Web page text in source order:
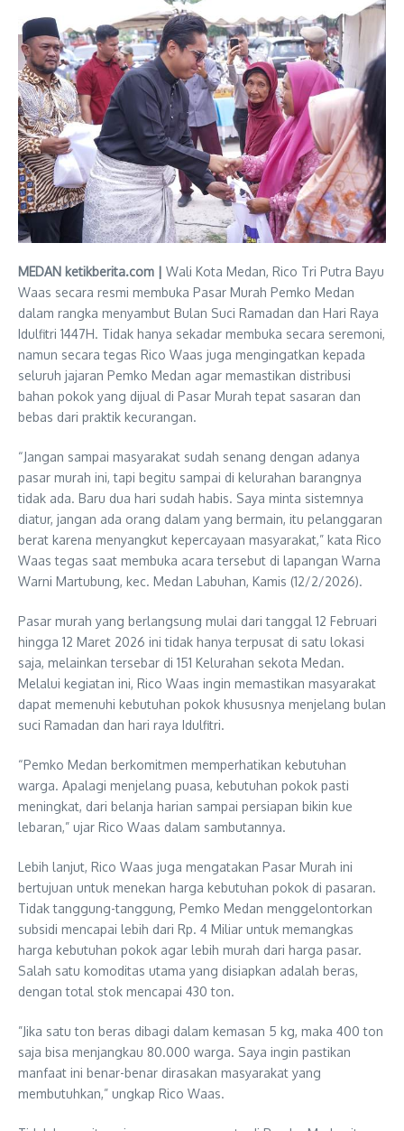
MEDAN ketikberita.com | Wali Kota Medan, Rico Tri Putra Bayu
Waas secara resmi membuka Pasar Murah Pemko Medan
dalam rangka menyambut Bulan Suci Ramadan dan Hari Raya
Idulfitri 1447H. Tidak hanya sekadar membuka secara seremoni,
namun secara tegas Rico Waas juga mengingatkan kepada
seluruh jajaran Pemko Medan agar memastikan distribusi
bahan pokok yang dijual di Pasar Murah tepat sasaran dan
bebas dari praktik kecurangan.
“Jangan sampai masyarakat sudah senang dengan adanya
pasar murah ini, tapi begitu sampai di kelurahan barangnya
tidak ada. Baru dua hari sudah habis. Saya minta sistemnya
diatur, jangan ada orang dalam yang bermain, itu pelanggaran
berat karena menyangkut kepercayaan masyarakat,” kata Rico
Waas tegas saat membuka acara tersebut di lapangan Warna
Warni Martubung, kec. Medan Labuhan, Kamis (12/2/2026).
Pasar murah yang berlangsung mulai dari tanggal 12 Februari
hingga 12 Maret 2026 ini tidak hanya terpusat di satu lokasi
saja, melainkan tersebar di 151 Kelurahan sekota Medan.
Melalui kegiatan ini, Rico Waas ingin memastikan masyarakat
dapat memenuhi kebutuhan pokok khususnya menjelang bulan
suci Ramadan dan hari raya Idulfitri.
“Pemko Medan berkomitmen memperhatikan kebutuhan
warga. Apalagi menjelang puasa, kebutuhan pokok pasti
meningkat, dari belanja harian sampai persiapan bikin kue
lebaran,” ujar Rico Waas dalam sambutannya.
Lebih lanjut, Rico Waas juga mengatakan Pasar Murah ini
bertujuan untuk menekan harga kebutuhan pokok di pasaran.
Tidak tanggung-tanggung, Pemko Medan menggelontorkan
subsidi mencapai lebih dari Rp. 4 Miliar untuk memangkas
harga kebutuhan pokok agar lebih murah dari harga pasar.
Salah satu komoditas utama yang disiapkan adalah beras,
dengan total stok mencapai 430 ton.
​”Jika satu ton beras dibagi dalam kemasan 5 kg, maka 400 ton
saja bisa menjangkau 80.000 warga. Saya ingin pastikan
manfaat ini benar-benar dirasakan masyarakat yang
membutuhkan,” ungkap Rico Waas.